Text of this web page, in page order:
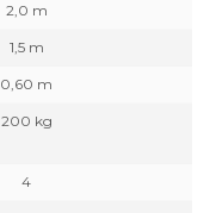
2,0 m
1,5 m
0,60 m
200 kg
4